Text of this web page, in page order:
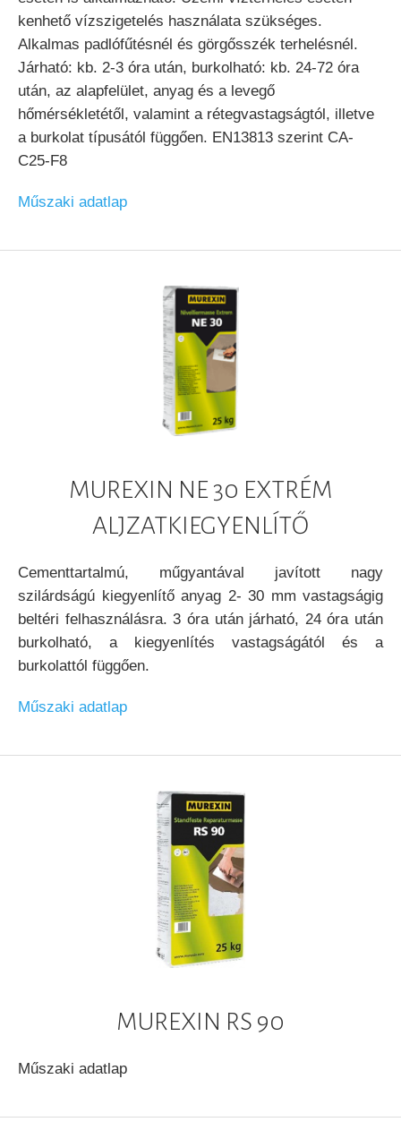
kenhető vízszigetelés használata szükséges.
Alkalmas padlófűtésnél és görgősszék terhelésnél.
Járható: kb. 2-3 óra után, burkolható: kb. 24-72 óra
után, az alapfelület, anyag és a levegő
hőmérsékletétől, valamint a rétegvastagságtól, illetve
a burkolat típusától függően. EN13813 szerint CA-
C25-F8
Műszaki adatlap
MUREXIN NE 30 EXTRÉM
ALJZATKIEGYENLÍTŐ
Cementtartalmú, műgyantával javított nagy
szilárdságú kiegyenlítő anyag 2- 30 mm vastagságig
beltéri felhasználásra. 3 óra után járható, 24 óra után
burkolható, a kiegyenlítés vastagságától és a
burkolattól függően.
Műszaki adatlap
MUREXIN RS 90
Műszaki adatlap